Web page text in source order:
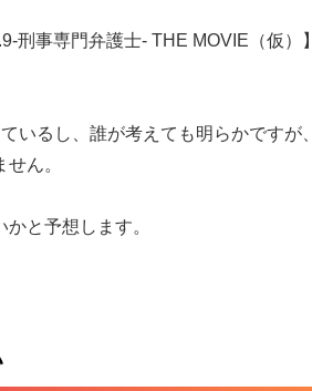
刑事専門弁護士- THE MOVIE（仮）】
いるし、誰が考えても明らかですが、
ん。
と予想します。